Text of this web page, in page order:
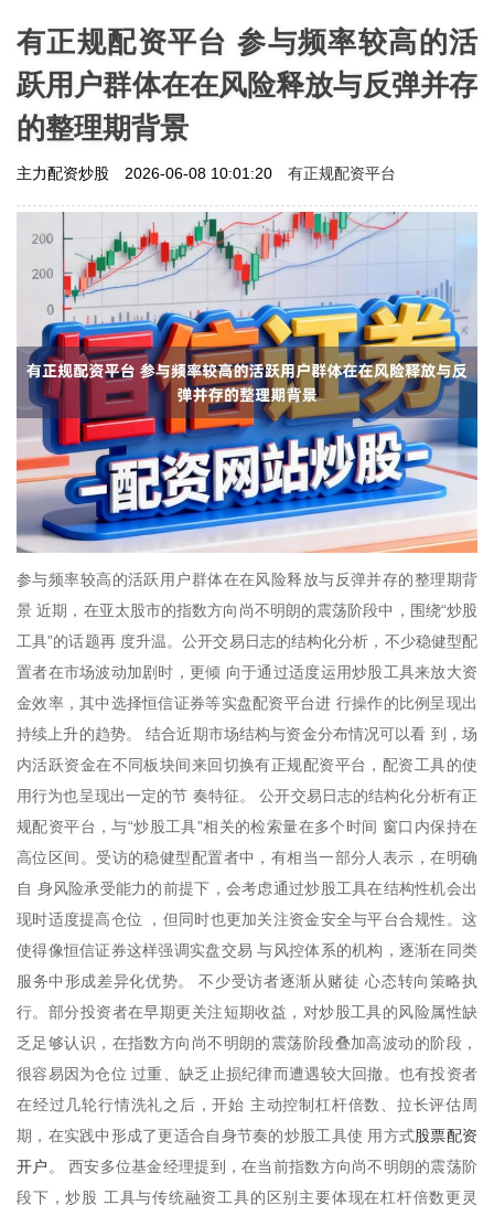
有正规配资平台 参与频率较高的活
跃用户群体在在风险释放与反弹并存
的整理期背景
主力配资炒股 2026-06-08 10:01:20 有正规配资平台
参与频率较高的活跃用户群体在在风险释放与反弹并存的整理期背
景 近期，在亚太股市的指数方向尚不明朗的震荡阶段中，围绕“炒股
工具”的话题再 度升温。公开交易日志的结构化分析，不少稳健型配
置者在市场波动加剧时，更倾 向于通过适度运用炒股工具来放大资
金效率，其中选择恒信证券等实盘配资平台进 行操作的比例呈现出
持续上升的趋势。 结合近期市场结构与资金分布情况可以看 到，场
内活跃资金在不同板块间来回切换有正规配资平台，配资工具的使
用行为也呈现出一定的节 奏特征。 公开交易日志的结构化分析有正
规配资平台，与“炒股工具”相关的检索量在多个时间 窗口内保持在
高位区间。受访的稳健型配置者中，有相当一部分人表示，在明确
自 身风险承受能力的前提下，会考虑通过炒股工具在结构性机会出
现时适度提高仓位 ，但同时也更加关注资金安全与平台合规性。这
使得像恒信证券这样强调实盘交易 与风控体系的机构，逐渐在同类
服务中形成差异化优势。 不少受访者逐渐从赌徒 心态转向策略执
行。部分投资者在早期更关注短期收益，对炒股工具的风险属性缺
乏足够认识，在指数方向尚不明朗的震荡阶段叠加高波动的阶段，
很容易因为仓位 过重、缺乏止损纪律而遭遇较大回撤。也有投资者
在经过几轮行情洗礼之后，开始 主动控制杠杆倍数、拉长评估周
期，在实践中形成了更适合自身节奏的炒股工具使 用方式股票配资
开户 。 西安多位基金经理提到，在当前指数方向尚不明朗的震荡阶
段下，炒股 工具与传统融资工具的区别主要体现在杠杆倍数更灵